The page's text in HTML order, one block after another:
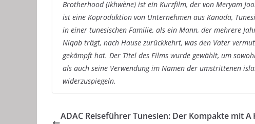
Brotherhood (Ikhwène) ist ein Kurzfilm, der von Meryam
ist eine Koproduktion von Unternehmen aus Kanada,
in einer tunesischen Familie, als ein Mann, der mehrere
Niqab trägt, nach Hause zurückkehrt, was den Vater
gekämpft hat. Der Titel des Films wurde gewählt, um
als auch seine Verwendung im Namen der umstrittenen
widerzuspiegeln.
ADAC Reiseführer Tunesien: Der Kompakte mit A